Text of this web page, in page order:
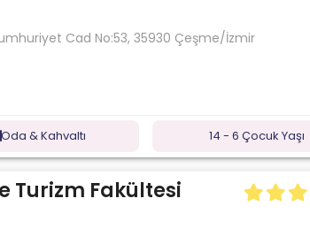
Cad No:53, 35930 Çeşme/İzmir
Oda & Kahvaltı 14 - 6 Çocuk Yaşı
Turizm Fakültesi